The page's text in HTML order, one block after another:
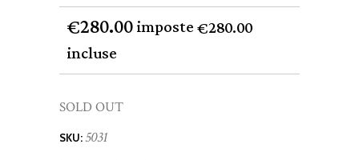
€280.00imposte€280.00
incluse
SOLD OUT
SKU: 5031